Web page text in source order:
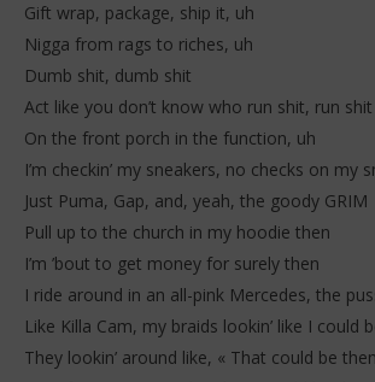
A$AP Rocky – HELICOPTER (Lyrics)
20
janvier
2026
Stone
Gift wrap, package, ship it, uh
Nigga from rags to riches, uh
Dumb shit, dumb shit
Act like you don’t know who run shit, run shit
On the front porch in the function, uh
I’m checkin’ my sneakers, no checks on my
Just Puma, Gap, and, yeah, the goody GRIM
Pull up to the church in my hoodie then
I’m ’bout to get money for surely then
I ride around in an all-pink Mercedes, the
Like Killa Cam, my braids lookin’ like I could
They lookin’ around like, « That could be